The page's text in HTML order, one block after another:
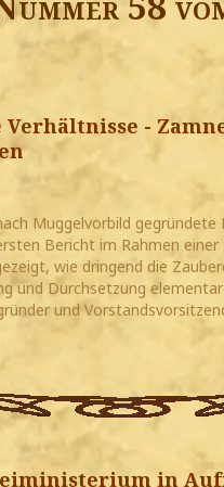
-
Muggelvorbild
Bericht im Rahmen
wie dringend die
und Durchsetzung
und
in